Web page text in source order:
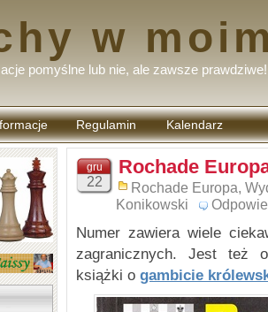
w
pomyślne lub nie, ale zawsze prawdziwe!
Regulamin
komentarzy
Kalendarz
gru
22
Rochade
Rochade Europa,
Konikowski
Numer zawiera wiele
zagranicznych. Jest też
książki o gambicie